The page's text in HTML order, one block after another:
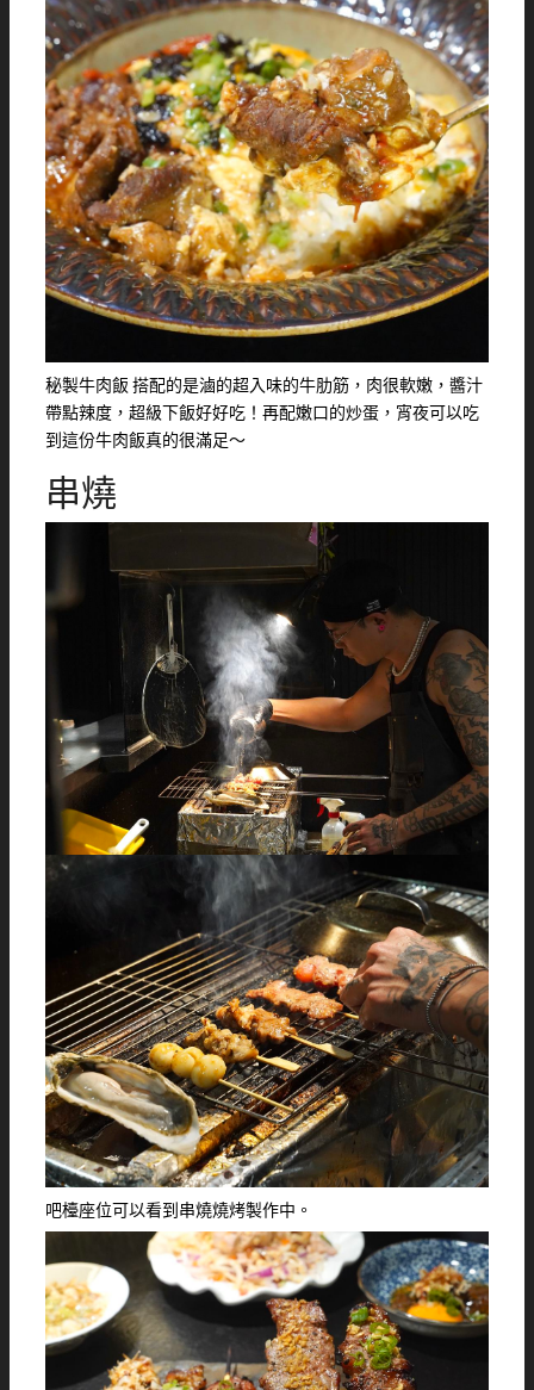
秘製牛肉飯 搭配的是滷的超入味的牛肋筋，肉很軟嫩，醬汁
帶點辣度，超級下飯好好吃！再配嫩口的炒蛋，宵夜可以吃
到這份牛肉飯真的很滿足～
串燒
吧檯座位可以看到串燒燒烤製作中。